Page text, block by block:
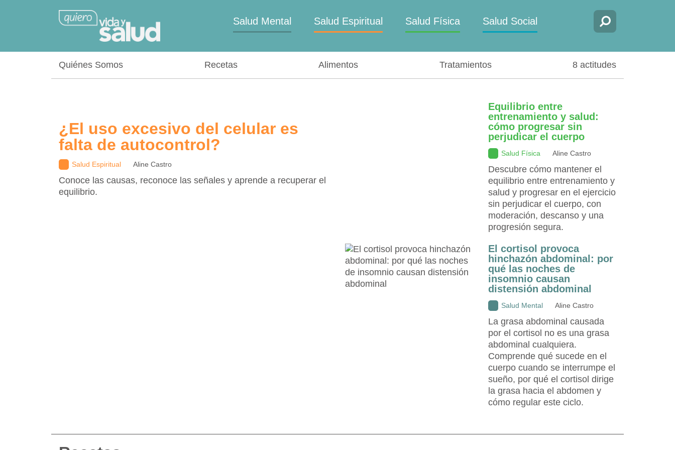
Salud Mental Salud Espiritual Salud Física Salud Social
Quiénes Somos Recetas Alimentos Tratamientos 8 actitudes
¿El uso excesivo del celular es
falta de autocontrol?
Salud Espiritual Aline Castro
Conoce las causas, reconoce las señales y aprende a recuperar el
equilibrio.
Equilibrio entre
entrenamiento y salud:
cómo progresar sin
perjudicar el cuerpo
Salud Física Aline Castro
Descubre cómo mantener el
equilibrio entre entrenamiento y
salud y progresar en el ejercicio
sin perjudicar el cuerpo, con
moderación, descanso y una
progresión segura.
El cortisol provoca
hinchazón abdominal: por
qué las noches de
insomnio causan
distensión abdominal
Salud Mental Aline Castro
La grasa abdominal causada
por el cortisol no es una grasa
abdominal cualquiera.
Comprende qué sucede en el
cuerpo cuando se interrumpe el
sueño, por qué el cortisol dirige
la grasa hacia el abdomen y
cómo regular este ciclo.